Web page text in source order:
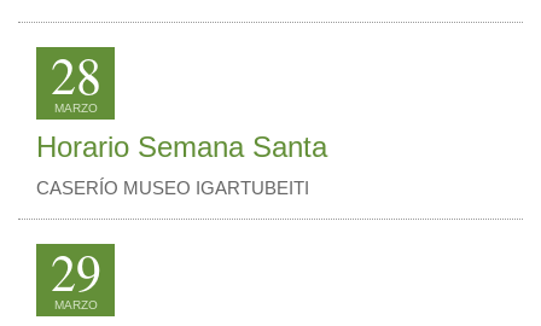
28
MARZO
Horario Semana Santa
CASERÍO MUSEO IGARTUBEITI
29
MARZO